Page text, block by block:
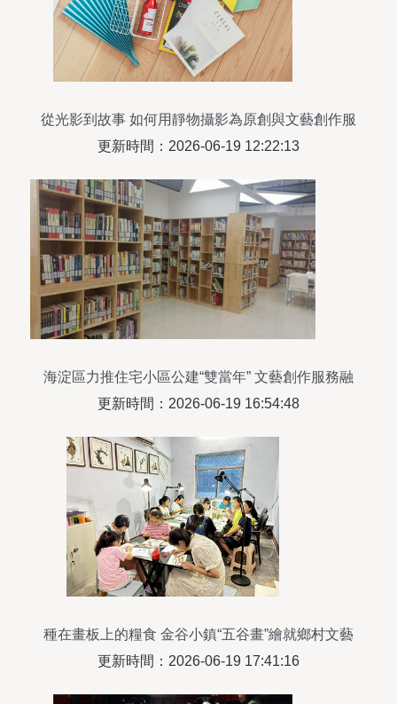
從光影到故事 如何用靜物攝影為原創與文藝創作服
務
更新時間：2026-06-19 12:22:13
海淀區力推住宅小區公建“雙當年” 文藝創作服務融
入社區生活新場景
更新時間：2026-06-19 16:54:48
種在畫板上的糧食 金谷小鎮“五谷畫”繪就鄉村文藝
新風景
更新時間：2026-06-19 17:41:16